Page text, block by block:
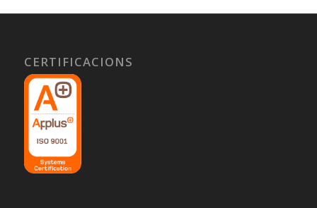
CERTIFICACIONS